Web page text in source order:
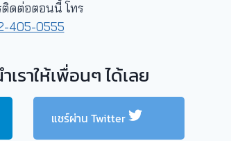
ติดต่อตอนนี้ โทร
405-0555
เราให้เพื่อนๆ ได้เลย
แชร์ผ่าน Twitter